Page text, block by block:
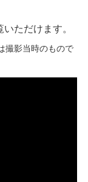
ただけます。
撮影当時のもので